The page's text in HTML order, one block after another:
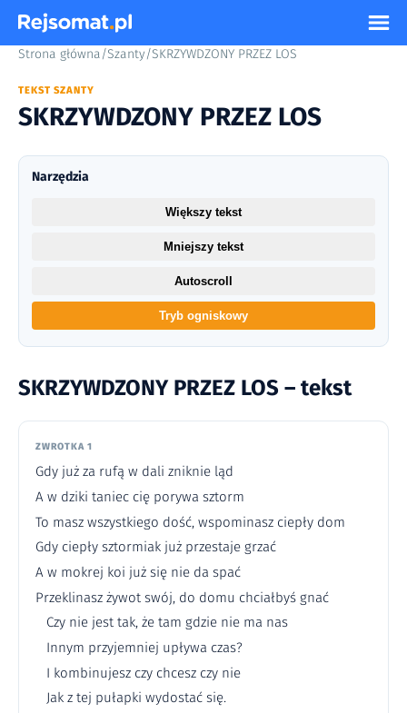
Strona główna/Szanty/SKRZYWDZONY PRZEZ LOS
TEKST SZANTY
SKRZYWDZONY PRZEZ LOS
SKRZYWDZONY PRZEZ LOS – tekst
ZWROTKA 1
Gdy już za rufą w dali zniknie ląd
A w dziki taniec cię porywa sztorm
To masz wszystkiego dość, wspominasz ciepły dom
Gdy ciepły sztormiak już przestaje grzać
A w mokrej koi już się nie da spać
Przeklinasz żywot swój, do domu chciałbyś gnać
Czy nie jest tak, że tam gdzie nie ma nas
Innym przyjemniej upływa czas?
I kombinujesz czy chcesz czy nie
Jak z tej pułapki wydostać się.
Narzędzia
Większy tekst
Mniejszy tekst
Autoscroll
Tryb ogniskowy